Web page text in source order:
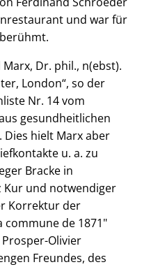
und war für
Dr. phil., n(ebst).
London“, so der
Nr. 14 vom
gesundheitlichen
hielt Marx aber
u. a. zu
Bracke in
Kur und notwendiger
Korrektur der
commune de 1871"
Olivier
Freundes, des